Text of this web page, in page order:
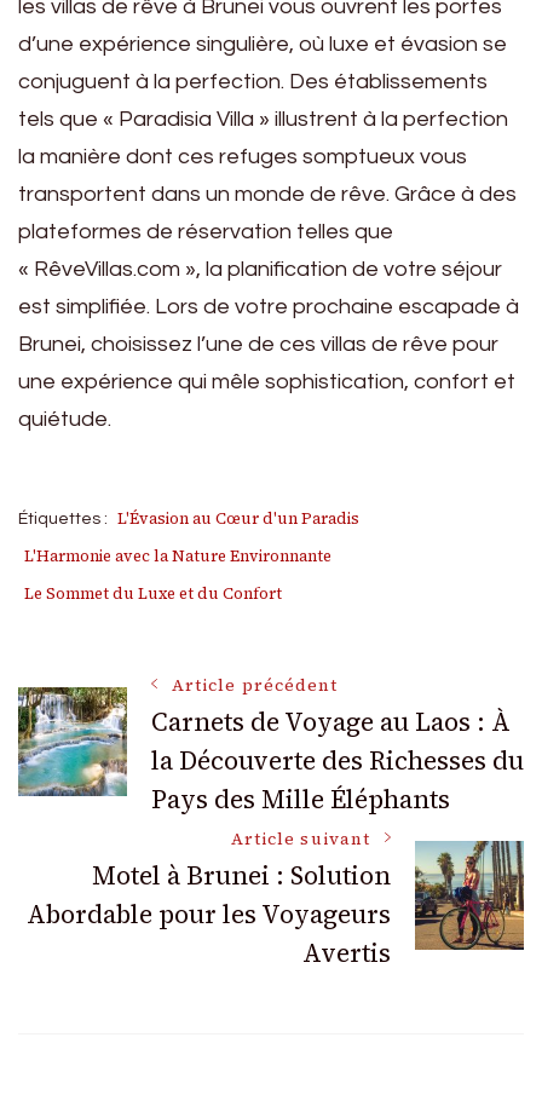
les villas de rêve à Brunei vous ouvrent les portes
d’une expérience singulière, où luxe et évasion se
conjuguent à la perfection. Des établissements
tels que « Paradisia Villa » illustrent à la perfection
la manière dont ces refuges somptueux vous
transportent dans un monde de rêve. Grâce à des
plateformes de réservation telles que
« RêveVillas.com », la planification de votre séjour
est simplifiée. Lors de votre prochaine escapade à
Brunei, choisissez l’une de ces villas de rêve pour
une expérience qui mêle sophistication, confort et
quiétude.
Étiquettes :
L'Évasion au Cœur d'un Paradis
L'Harmonie avec la Nature Environnante
Le Sommet du Luxe et du Confort
Navigation
des
articles
Article précédent
Carnets de Voyage au Laos : À
la Découverte des Richesses du
Pays des Mille Éléphants
Article suivant
Motel à Brunei : Solution
Abordable pour les Voyageurs
Avertis